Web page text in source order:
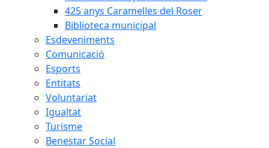
425 anys Caramelles del Roser
Biblioteca municipal
Esdeveniments
Comunicació
Esports
Entitats
Voluntariat
Igualtat
Turisme
Benestar Social